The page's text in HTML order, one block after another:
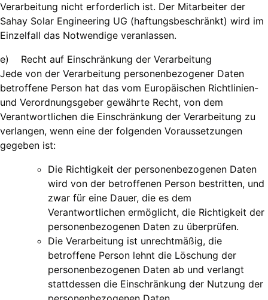
Verarbeitung nicht erforderlich ist. Der Mitarbeiter der
Sahay Solar Engineering UG (haftungsbeschränkt) wird im
Einzelfall das Notwendige veranlassen.
e) Recht auf Einschränkung der Verarbeitung
Jede von der Verarbeitung personenbezogener Daten
betroffene Person hat das vom Europäischen Richtlinien-
und Verordnungsgeber gewährte Recht, von dem
Verantwortlichen die Einschränkung der Verarbeitung zu
verlangen, wenn eine der folgenden Voraussetzungen
gegeben ist:
Die Richtigkeit der personenbezogenen Daten
wird von der betroffenen Person bestritten, und
zwar für eine Dauer, die es dem
Verantwortlichen ermöglicht, die Richtigkeit der
personenbezogenen Daten zu überprüfen.
Die Verarbeitung ist unrechtmäßig, die
betroffene Person lehnt die Löschung der
personenbezogenen Daten ab und verlangt
stattdessen die Einschränkung der Nutzung der